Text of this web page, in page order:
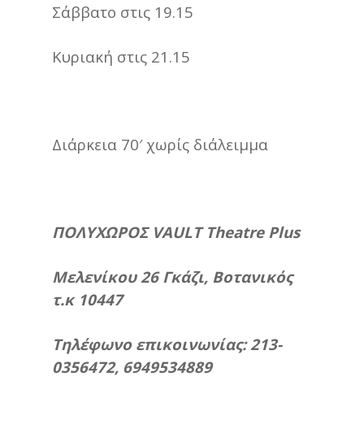
Σάββατο στις 19.15
Κυριακή στις 21.15
Διάρκεια 70′ χωρίς διάλειμμα
ΠΟΛΥΧΩΡΟΣ VAULT Theatre Plus
Μελενίκου 26 Γκάζι, Βοτανικός
τ.κ 10447
Τηλέφωνο επικοινωνίας: 213-
0356472, 6949534889